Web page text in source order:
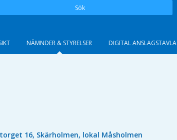
Sök
NÄMNDER & STYRELSER DIGITAL ANSLAGSTAVLA
16, Skärholmen, lokal Måsholmen